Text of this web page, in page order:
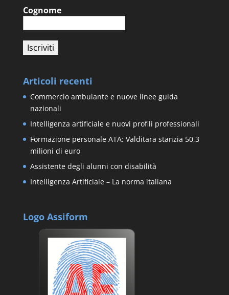
Cognome
Articoli recenti
Commercio ambulante e nuove linee guida
nazionali
Intelligenza artificiale e nuovi profili professionali
Formazione personale ATA: Valditara stanzia 50,3
milioni di euro
Assistente degli alunni con disabilità
Intelligenza Artificiale – La norma italiana
Logo Assiform